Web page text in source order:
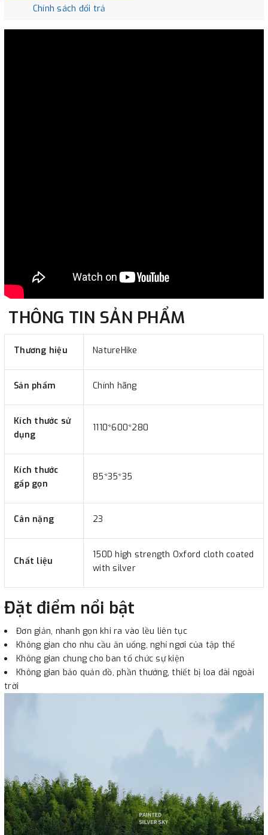
Chính sách đổi trả
THÔNG TIN SẢN PHẨM
Thương hiệu NatureHike
Sản phẩm Chính hãng
Kích thước sử
dụng
1110*600*280
Kích thước
gấp gọn
85*35*35
Cân nặng 23
Chất liệu
150D high strength Oxford cloth coated
with silver
Đặt điểm nổi bật
Đơn giản, nhanh gọn khi ra vào lều liên tục
Không gian cho nhu cầu ăn uống, nghỉ ngơi của tập thể
Không gian chung cho ban tổ chức sự kiện
Không gian bảo quản đồ, phần thưởng, thiết bị loa đài ngoài
trời